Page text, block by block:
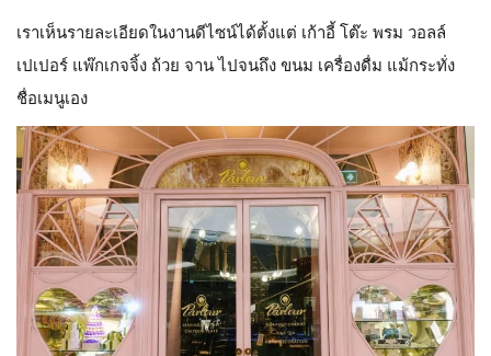
เราเห็นรายละเอียดในงานดีไซน์ได้ตั้งแต่ เก้าอี้ โต๊ะ พรม วอลล์
เปเปอร์ แพ๊กเกจจิ้ง ถ้วย จาน ไปจนถึง ขนม เครื่องดื่ม แม้กระทั่ง
ชื่อเมนูเอง